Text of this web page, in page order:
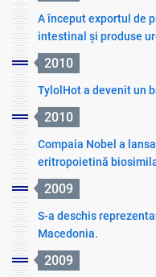
A început exportul de
intestinal și produse
2010
TylolHot a devenit un
2010
Compaia Nobel a
eritropoietină
2009
S-a deschis
Macedonia.
2009